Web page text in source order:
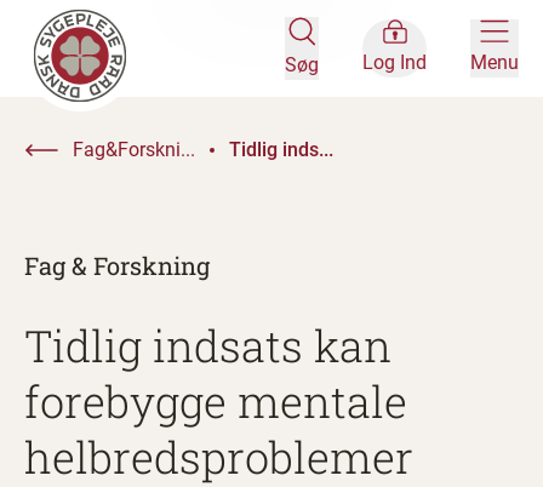
Søg Log Ind Menu
Fag&Forskni... Tidlig inds...
Fag & Forskning
Tidlig indsats kan
forebygge mentale
helbredsproblemer